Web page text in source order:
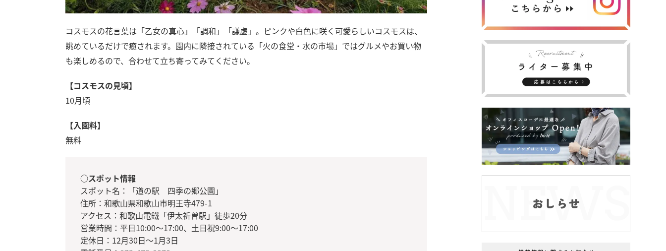
コスモスの花言葉は「乙女の真心」「調和」「謙虚」。ピンクや白色に咲く可愛らしいコスモスは、
眺めているだけで癒されます。園内に隣接されている「火の食堂・水の市場」ではグルメやお買い物
も楽しめるので、合わせて立ち寄ってみてください。
【コスモスの見頃】
10月頃
【入園料】
無料
○スポット情報
スポット名：「道の駅 四季の郷公園」
住所：和歌山県和歌山市明王寺479-1
アクセス：和歌山電鐵「伊太祈曽駅」徒歩20分
営業時間：平日10:00～17:00、土日祝9:00～17:00
定休日：12月30日～1月3日